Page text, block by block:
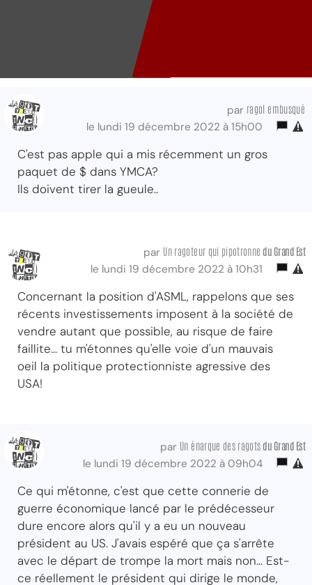
par ragol embusqué
le lundi 19 décembre 2022 à 15h00
C'est pas apple qui a mis récemment un gros
paquet de $ dans YMCA?
Ils doivent tirer la gueule..
par Un ragoteur qui pipotronne du Grand Est
le lundi 19 décembre 2022 à 10h31
Concernant la position d'ASML, rappelons que ses
récents investissements imposent à la société de
vendre autant que possible, au risque de faire
faillite... tu m'étonnes qu'elle voie d'un mauvais
oeil la politique protectionniste agressive des
USA!
par Un énarque des ragots du Grand Est
le lundi 19 décembre 2022 à 09h04
Ce qui m'étonne, c'est que cette connerie de
guerre économique lancé par le prédécesseur
dure encore alors qu'il y a eu un nouveau
président au US. J'avais espéré que ça s'arrête
avec le départ de trompe la mort mais non... Est-
ce réellement le président qui dirige le monde,